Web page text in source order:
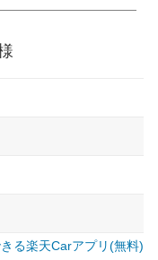
うサイズが標準値
る楽天Carアプリ(無料)